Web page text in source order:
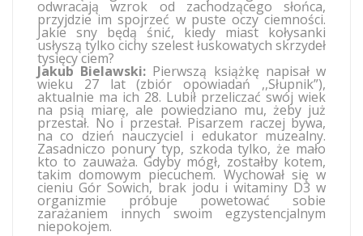
odwracają wzrok od zachodzącego słońca,
przyjdzie im spojrzeć w puste oczy ciemności.
Jakie sny będą śnić, kiedy miast kołysanki
usłyszą tylko cichy szelest łuskowatych skrzydeł
tysięcy ciem?
Jakub Bielawski: Pierwszą książkę napisał w
wieku 27 lat (zbiór opowiadań ,,Słupnik”),
aktualnie ma ich 28. Lubił przeliczać swój wiek
na psią miarę, ale powiedziano mu, żeby już
przestał. No i przestał. Pisarzem raczej bywa,
na co dzień nauczyciel i edukator muzealny.
Zasadniczo ponury typ, szkoda tylko, że mało
kto to zauważa. Gdyby mógł, zostałby kotem,
takim domowym piecuchem. Wychował się w
cieniu Gór Sowich, brak jodu i witaminy D3 w
organizmie próbuje powetować sobie
zarażaniem innych swoim egzystencjalnym
niepokojem.